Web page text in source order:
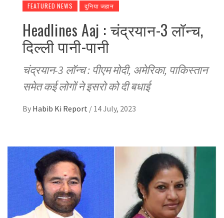
FEATURED NEWS दुनिया जहान
Headlines Aaj : चंद्रयान-3 लॉन्च,
दिल्ली पानी-पानी
चंद्रयान-3 लॉन्च : पीएम मोदी, अमेरिका, पाकिस्तान
समेत कई लोगों ने इसरो को दी बधाई
By Habib Ki Report / 14 July, 2023